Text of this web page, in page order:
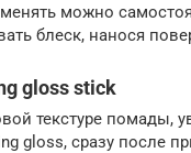
можно
блеск, нанося
gloss stick
текстуре помады,
gloss, сразу после